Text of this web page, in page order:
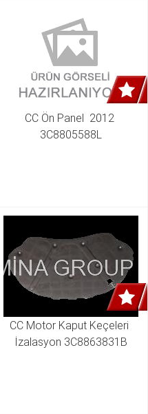
CC Ön Panel  2012
3C8805588L
CC Motor Kaput Keçeleri
İzalasyon 3C8863831B